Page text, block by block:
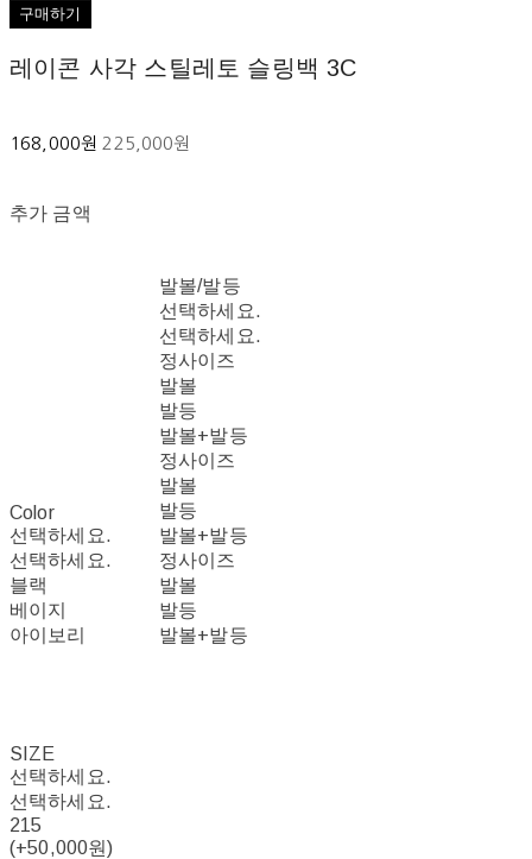
구매하기
레이콘 사각 스틸레토 슬링백 3C
168,000원 225,000원
추가 금액
Color
선택하세요.
선택하세요.
블랙
베이지
아이보리
발볼/발등
선택하세요.
선택하세요.
정사이즈
발볼
발등
발볼+발등
정사이즈
발볼
발등
발볼+발등
정사이즈
발볼
발등
발볼+발등
SIZE
선택하세요.
선택하세요.
215
(+50,000원)